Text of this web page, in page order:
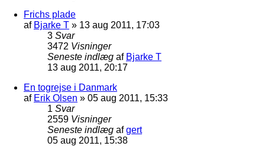
Frichs plade
af Bjarke T » 13 aug 2011, 17:03
3 Svar
3472 Visninger
Seneste indlæg af Bjarke T
13 aug 2011, 20:17
En togrejse i Danmark
af Erik Olsen » 05 aug 2011, 15:33
1 Svar
2559 Visninger
Seneste indlæg afgert
05 aug 2011, 15:38